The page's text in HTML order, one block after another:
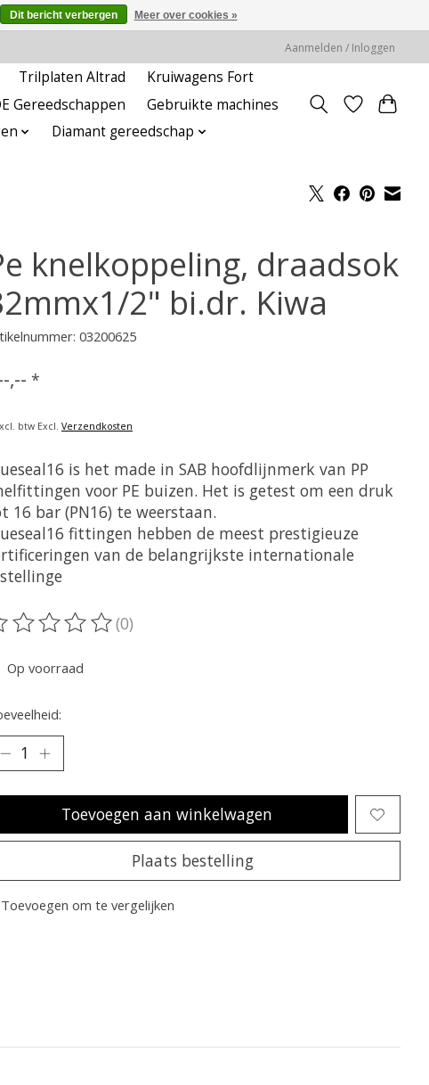
Aanmelden / Inloggen
Trilplaten Altrad
Kruiwagens Fort
Gereedschappen
Gebruikte machines
Diamant gereedschap
knelkoppeling, draadsok
2" bi.dr. Kiwa
03200625
,-- *
btw Excl. Verzendkosten
is het made in SAB hoofdlijnmerk van PP
voor PE buizen. Het is getest om een ​​druk
16 bar (PN16) te weerstaan.
fittingen hebben de meest prestigieuze
van de belangrijkste internationale
beoordeling van dit product is
(0)
Op voorraad
Toevoegen aan winkelwagen
Plaats bestelling
Toevoegen om te vergelijken
Dit bericht verbergen Meer over cookies »